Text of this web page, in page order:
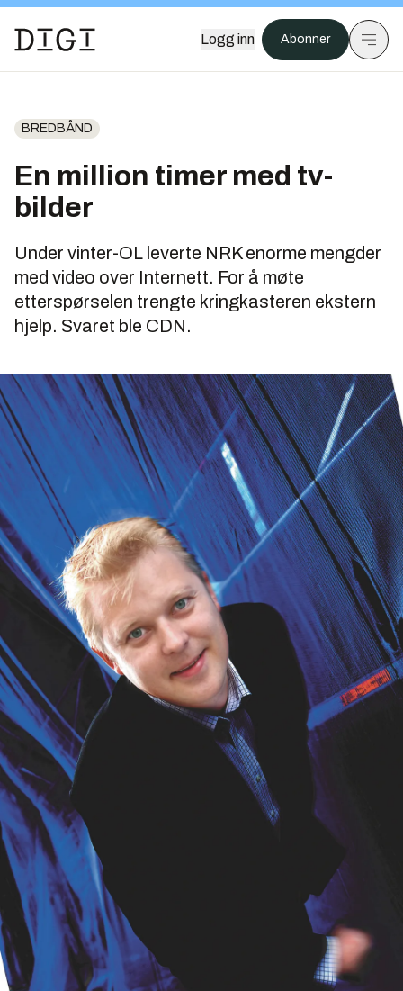
Logg inn Abonner
BREDBÅND
En million timer med tv-
bilder
Under vinter-OL leverte NRK enorme mengder
med video over Internett. For å møte
etterspørselen trengte kringkasteren ekstern
hjelp. Svaret ble CDN.